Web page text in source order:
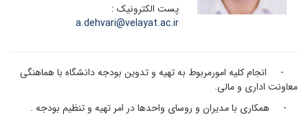
پست الکترونیک :
a.dehvari@velayat.ac.ir
- انجام کلیه امورمربوط به تهیه و تدوین بودجه دانشگاه با هماهنگی
معاونت اداری و مالی.
- همکاری با مدیران و روسای واحدها در امر تهیه و تنظیم بودجه .